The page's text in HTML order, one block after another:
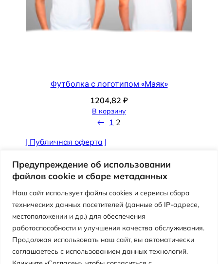
Предупреждение об использовании
файлов cookie и сборе метаданных
Наш сайт использует файлы cookies и сервисы сбора
технических данных посетителей (данные об IP-адресе,
местоположении и др.) для обеспечения
работоспособности и улучшения качества обслуживания.
Продолжая использовать наш сайт, вы автоматически
соглашаетесь с использованием данных технологий.
Футболка с логотипом «Маяк»
1204,82 ₽
В корзину
← 1 2
| Публичная оферта |
Противодействие коррупции